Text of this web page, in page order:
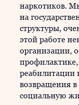
наркотиков.
на
структуры,
этой работе
организации,
реабилитации
возвращения
социальную